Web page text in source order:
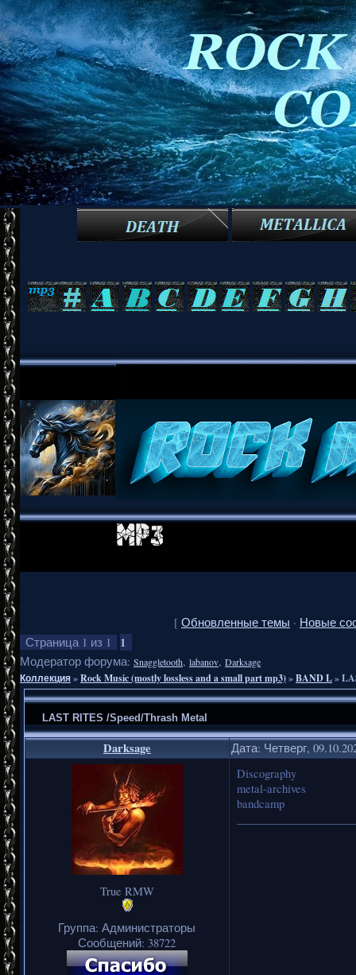
[ Обновленные темы · Новые
Страница 1 из 1 1
Модератор форума: Snaggletooth, labanov, Darksage
Коллекция»Rock Music (mostly lossless and a small part mp3)»BAND L»
LAST RITES /Speed/Thrash Metal
Darksage Дата: Четверг,
True RMW
Группа: Администраторы
Сообщений: 38722
Discography
metal-archives
bandcamp